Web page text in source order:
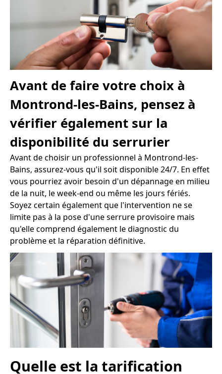
Avant de faire votre choix à
Montrond-les-Bains, pensez à
vérifier également sur la
disponibilité du serrurier
Avant de choisir un professionnel à Montrond-les-
Bains, assurez-vous qu'il soit disponible 24/7. En effet
vous pourriez avoir besoin d'un dépannage en milieu
de la nuit, le week-end ou même les jours fériés.
Soyez certain également que l'intervention ne se
limite pas à la pose d'une serrure provisoire mais
qu'elle comprend également le diagnostic du
problème et la réparation définitive.
Quelle est la tarification